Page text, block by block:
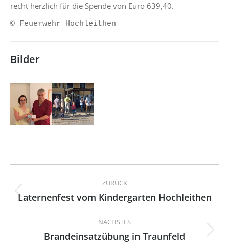
recht herzlich für die Spende von Euro 639,40.
© Feuerwehr Hochleithen
Bilder
Kommentarnavigation
ZURÜCK
Vorheriger
Laternenfest vom Kindergarten Hochleithen
NÄCHSTES
Nächster
Brandeinsatzübung in Traunfeld